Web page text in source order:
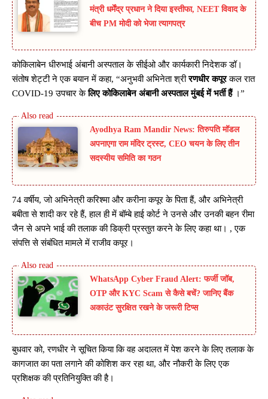
मंत्री धर्मेंद्र प्रधान ने दिया इस्तीफा, NEET विवाद के
बीच PM मोदी को भेजा त्यागपत्र
कोकिलाबेन धीरुभाई अंबानी अस्पताल के सीईओ और कार्यकारी निदेशक डॉ।
संतोष शेट्टी ने एक बयान में कहा, “अनुभवी अभिनेता श्रीरणधीर कपूरकल रात
COVID-19 उपचार केलिए कोकिलाबेन अंबानी अस्पताल मुंबई में भर्ती हैं।”
Ayodhya Ram Mandir News: तिरुपति मॉडल
अपनाएगा राम मंदिर ट्रस्ट, CEO चयन के लिए तीन
सदस्यीय समिति का गठन
74 वर्षीय, जो अभिनेत्री करिश्मा और करीना कपूर के पिता हैं, और अभिनेत्री
बबीता से शादी कर रहे हैं, हाल ही में बॉम्बे हाई कोर्ट ने उनसे और उनकी बहन रीमा
जैन से अपने भाई की तलाक की डिक्री प्रस्तुत करने के लिए कहा था। , एक
संपत्ति से संबंधित मामले में राजीव कपूर।
WhatsApp Cyber Fraud Alert: फर्जी जॉब,
OTP और KYC Scam से कैसे बचें? जानिए बैंक
अकाउंट सुरक्षित रखने के जरूरी टिप्स
बुधवार को, रणधीर ने सूचित किया कि वह अदालत में पेश करने के लिए तलाक के
कागजात का पता लगाने की कोशिश कर रहा था, और नौकरी के लिए एक
प्रशिक्षक की प्रतिनियुक्ति की है।